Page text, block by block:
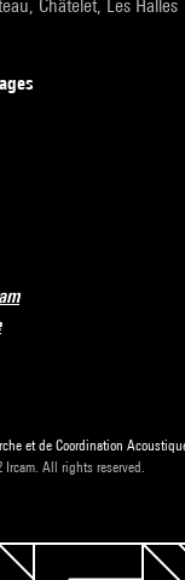
Châtelet, Les Halles
et de Coordination
All rights reserved.